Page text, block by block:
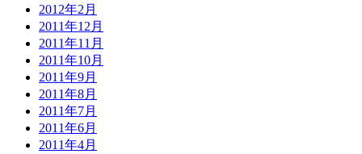
2012年2月
2011年12月
2011年11月
2011年10月
2011年9月
2011年8月
2011年7月
2011年6月
2011年4月